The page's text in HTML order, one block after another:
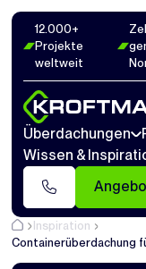
12.000+
Projekte
weltweit
Überdachungen
Wissen &
Inspiration
Containerüberdachung